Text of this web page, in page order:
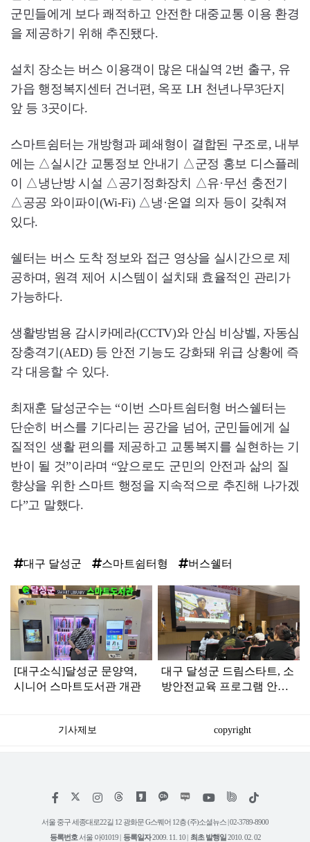
군민들에게 보다 쾌적하고 안전한 대중교통 이용 환경
을 제공하기 위해 추진됐다.
설치 장소는 버스 이용객이 많은 대실역 2번 출구, 유
가읍 행정복지센터 건너편, 옥포 LH 천년나무3단지
앞 등 3곳이다.
스마트쉼터는 개방형과 폐쇄형이 결합된 구조로, 내부
에는 △실시간 교통정보 안내기 △군정 홍보 디스플레
이 △냉난방 시설 △공기정화장치 △유·무선 충전기
△공공 와이파이(Wi-Fi) △냉·온열 의자 등이 갖춰져
있다.
쉘터는 버스 도착 정보와 접근 영상을 실시간으로 제
공하며, 원격 제어 시스템이 설치돼 효율적인 관리가
가능하다.
생활방범용 감시카메라(CCTV)와 안심 비상벨, 자동심
장충격기(AED) 등 안전 기능도 강화돼 위급 상황에 즉
각 대응할 수 있다.
최재훈 달성군수는 “이번 스마트쉼터형 버스쉘터는
단순히 버스를 기다리는 공간을 넘어, 군민들에게 실
질적인 생활 편의를 제공하고 교통복지를 실현하는 기
반이 될 것”이라며 “앞으로도 군민의 안전과 삶의 질
향상을 위한 스마트 행정을 지속적으로 추진해 나가겠
다”고 말했다.
대구 달성군 스마트쉼터형 버스쉘터
탑
라
인
[대구소식]달성군 문양역,
시니어 스마트도서관 개관
대구 달성군 드림스타트, 소
방안전교육 프로그램 안전
기사제보 copyright
페
스
인
타
위
트
틱
서울 중구 세종대로22길 12 광화문 G스퀘어 12층 (주)소셜뉴스 | 02-3789-8900
등록번호서울 아01019 | 등록일자2009. 11. 10 | 최초 발행일 2010. 02. 02